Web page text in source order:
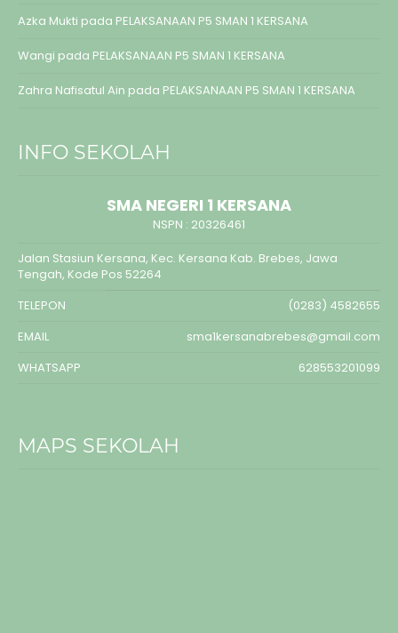
Azka Mukti pada PELAKSANAAN P5 SMAN 1 KERSANA
Wangi pada PELAKSANAAN P5 SMAN 1 KERSANA
Zahra Nafisatul Ain pada PELAKSANAAN P5 SMAN 1 KERSANA
INFO SEKOLAH
SMA NEGERI 1 KERSANA
NSPN : 20326461
Jalan Stasiun Kersana, Kec. Kersana Kab. Brebes, Jawa
Tengah, Kode Pos 52264
TELEPON
(0283) 4582655
EMAIL
sma1kersanabrebes@gmail.com
WHATSAPP
628553201099
MAPS SEKOLAH